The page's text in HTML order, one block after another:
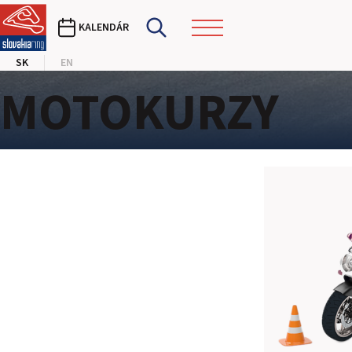
KALENDÁR
SK EN
MOTOKURZY